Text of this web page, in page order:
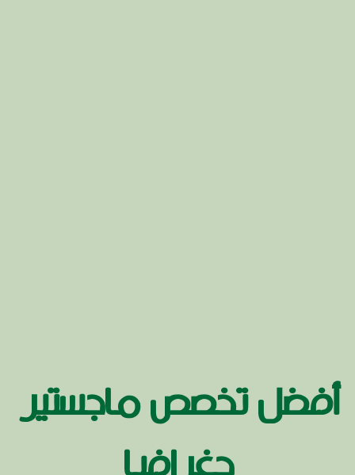
أفضل تخصص ماجستير
جغرافيا